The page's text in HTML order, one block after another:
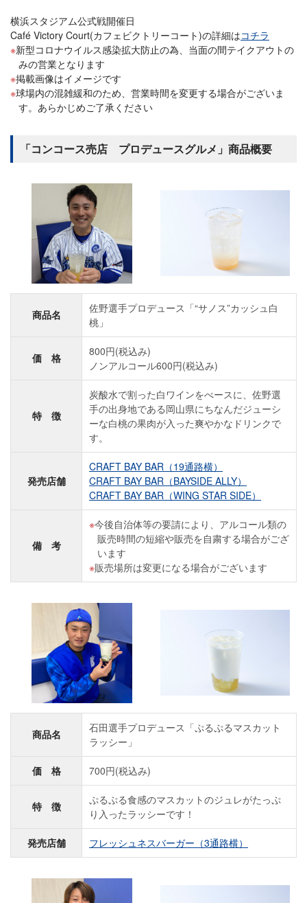
横浜スタジアム公式戦開催日
Café Victory Court(カフェビクトリーコート)の詳細はコチラ
新型コロナウイルス感染拡大防止の為、当面の間テイクアウトの
みの営業となります
掲載画像はイメージです
球場内の混雑緩和のため、営業時間を変更する場合がございま
す。あらかじめご了承ください
「コンコース売店 プロデュースグルメ」商品概要
商品名
佐野選手プロデュース「“サノス”カッシュ白
桃」
価 格
800円(税込み)
ノンアルコール600円(税込み)
特 徴
炭酸水で割った白ワインをべースに、佐野選
手の出身地である岡山県にちなんだジューシ
ーな白桃の果肉が入った爽やかなドリンクで
す。
発売店舗
CRAFT BAY BAR（19通路横）
CRAFT BAY BAR（BAYSIDE ALLY）
CRAFT BAY BAR（WING STAR SIDE）
備 考
今後自治体等の要請により、アルコール類の
販売時間の短縮や販売を自粛する場合がござ
います
販売場所は変更になる場合がございます
商品名
石田選手プロデュース「ぷるぷるマスカット
ラッシー」
価 格 700円(税込み)
特 徴
ぷるぷる食感のマスカットのジュレがたっぷ
り入ったラッシーです！
発売店舗 フレッシュネスバーガー（3通路横）